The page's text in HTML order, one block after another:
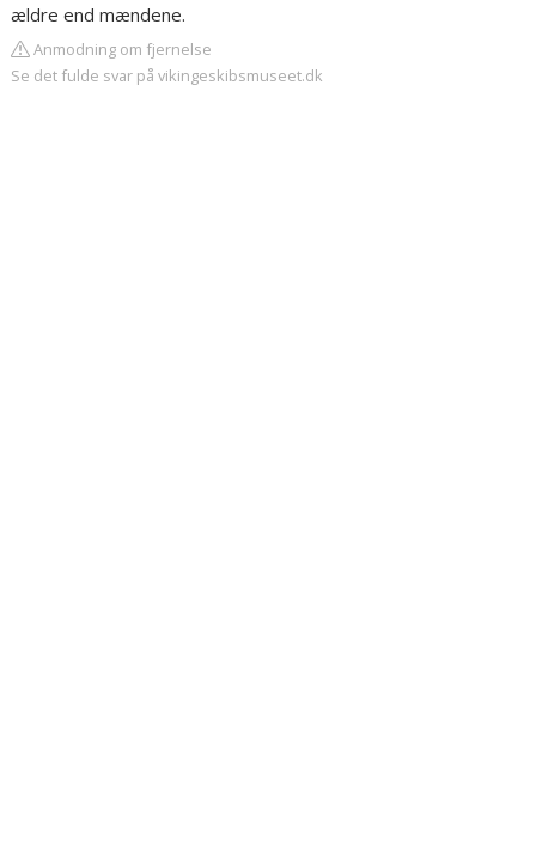
ældre end mændene.
Anmodning om fjernelse
Se det fulde svar på vikingeskibsmuseet.dk